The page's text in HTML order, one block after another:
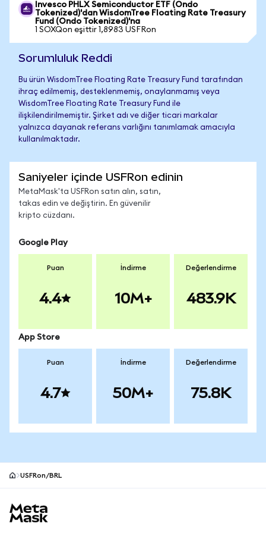
Invesco PHLX Semiconductor ETF (Ondo
Tokenized)'dan WisdomTree Floating Rate Treasury
Fund (Ondo Tokenized)'na
1 SOXQon eşittir 1,8983 USFRon
Sorumluluk Reddi
Bu ürün WisdomTree Floating Rate Treasury Fund tarafından
ihraç edilmemiş, desteklenmemiş, onaylanmamış veya
WisdomTree Floating Rate Treasury Fund ile
ilişkilendirilmemiştir. Şirket adı ve diğer ticari markalar
yalnızca dayanak referans varlığını tanımlamak amacıyla
kullanılmaktadır.
Saniyeler içinde USFRon edinin
MetaMask'ta USFRon satın alın, satın,
takas edin ve değiştirin. En güvenilir
kripto cüzdanı.
Google Play
Puan
4.4
İndirme
10M+
Değerlendirme
483.9K
App Store
Puan
4.7
İndirme
50M+
Değerlendirme
75.8K
USFRon/BRL